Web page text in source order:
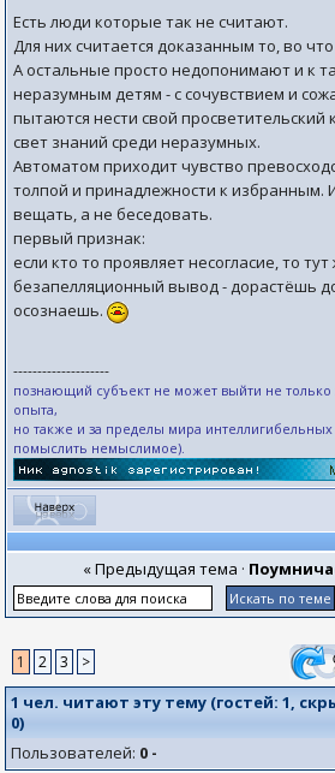
Есть люди которые так не считают.
Для них считается доказанным то, во
А остальные просто недопонимают и к
неразумным детям - с сочувствием и
пытаются нести свой просветительский
свет знаний среди неразумных.
Автоматом приходит чувство
толпой и принадлежности к избранным.
вещать, а не беседовать.
первый признак:
если кто то проявляет несогласие, то
безапелляционный вывод - дорастёшь
осознаешь.
--------------------
познающий субъект не может выйти не только
опыта,
но также и за пределы мира интеллигибельных
помыслить немыслимое).
« Предыдущая тема ·
1 2 3 >
1 чел. читают эту тему (гостей:1,
0)
Пользователей: 0 -